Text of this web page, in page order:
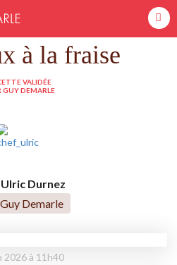
à la fraise
à la fraise
VALIDÉE
GUY DEMARLE
Durnez
Demarle
2026 à 11h40